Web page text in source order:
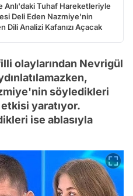
Anlı'daki Tuhaf Hareketleriyle
Deli Eden Nazmiye'nin
Dili Analizi Kafanızı Açacak
olaylarından Nevrigül
söyledikleri
yaratıyor.
ise ablasıyla